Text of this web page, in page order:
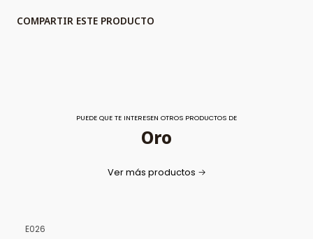
COMPARTIR ESTE PRODUCTO
PUEDE QUE TE INTERESEN OTROS PRODUCTOS DE
Oro
Ver más productos
E026